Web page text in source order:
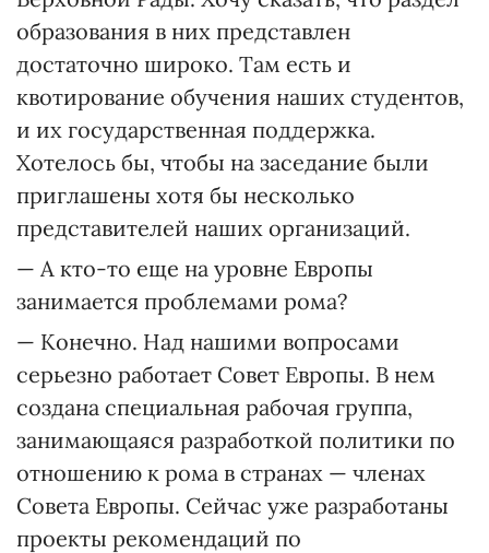
образования в них представлен
достаточно широко. Там есть и
квотирование обучения наших студентов,
и их государственная поддержка.
Хотелось бы, чтобы на заседание были
приглашены хотя бы несколько
представителей наших организаций.
— А кто-то еще на уровне Европы
занимается проблемами рома?
— Конечно. Над нашими вопросами
серьезно работает Совет Европы. В нем
создана специальная рабочая группа,
занимающаяся разработкой политики по
отношению к рома в странах — членах
Совета Европы. Сейчас уже разработаны
проекты рекомендаций по